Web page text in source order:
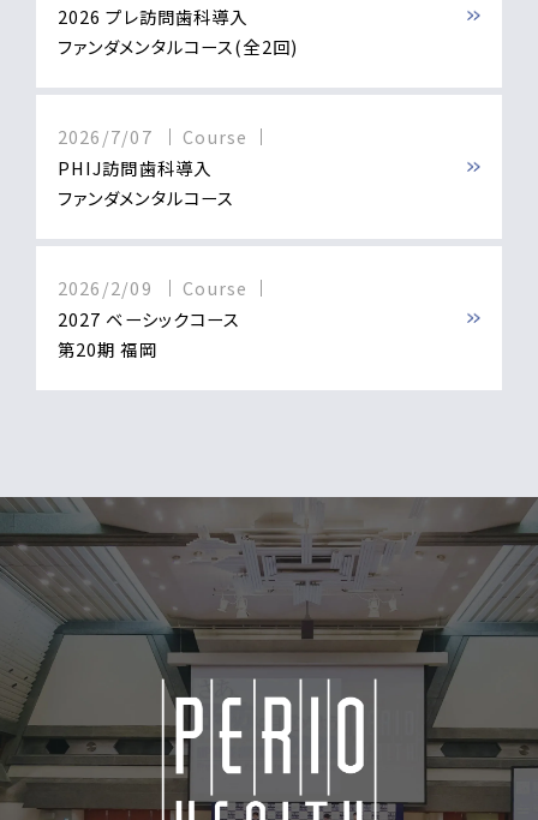
2026 プレ訪問歯科導入
ファンダメンタルコース(全2回)
2026/7/07
Course
PHIJ訪問歯科導入
ファンダメンタルコース
2026/2/09
Course
2027 ベーシックコース
第20期 福岡